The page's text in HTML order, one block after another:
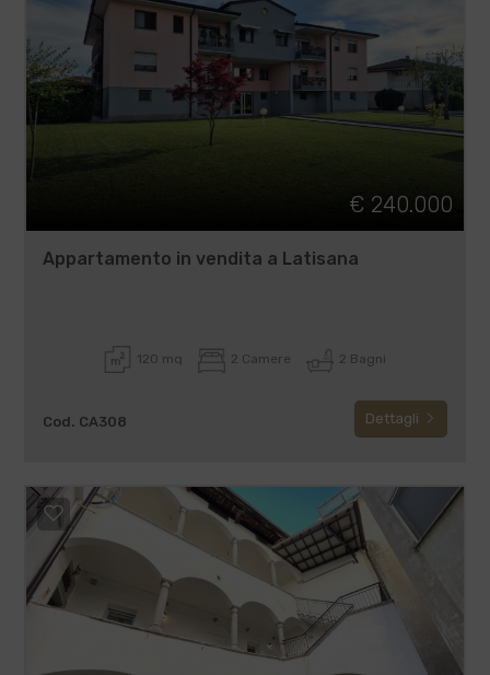
€ 240.000
Appartamento in vendita a Latisana
120 mq 2 Camere 2 Bagni
Cod. CA308 Dettagli